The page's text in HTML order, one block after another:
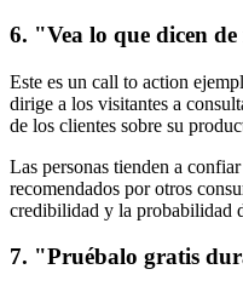
6. "Vea lo que dicen
Este es un call to action
dirige a los visitantes a
de los clientes sobre su
Las personas tienden a
recomendados por otros
credibilidad y la probabilidad
7. "Pruébalo gratis